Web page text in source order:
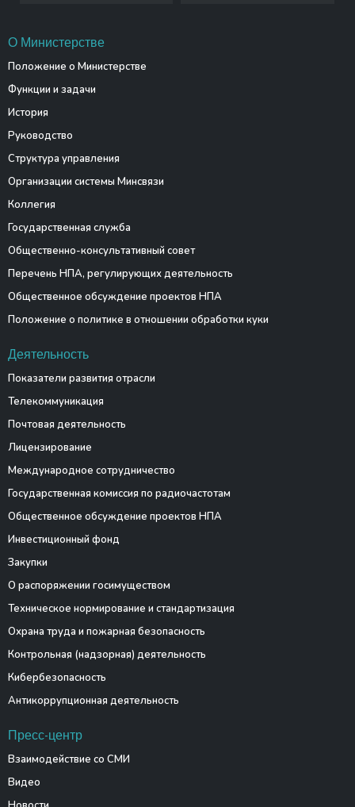
О Министерстве
Положение о Министерстве
Функции и задачи
История
Руководство
Структура управления
Организации системы Минсвязи
Коллегия
Государственная служба
Общественно-консультативный совет
Перечень НПА, регулирующих деятельность
Общественное обсуждение проектов НПА
Положение о политике в отношении обработки куки
Деятельность
Показатели развития отрасли
Телекоммуникация
Почтовая деятельность
Лицензирование
Международное сотрудничество
Государственная комиссия по радиочастотам
Общественное обсуждение проектов НПА
Инвестиционный фонд
Закупки
О распоряжении госимуществом
Техническое нормирование и стандартизация
Охрана труда и пожарная безопасность
Контрольная (надзорная) деятельность
Кибербезопасность
Антикоррупционная деятельность
Пресс-центр
Взаимодействие со СМИ
Видео